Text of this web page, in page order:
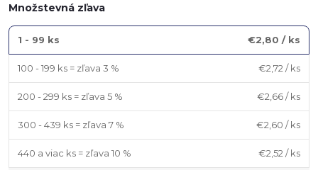
Množstevná zľava
1 - 99 ks €2,80 / ks
100 - 199 ks = zľava 3 % €2,72 / ks
200 - 299 ks = zľava 5 % €2,66/ ks
300 - 439 ks = zľava 7 % €2,60 / ks
440 a viac ks = zľava 10 % €2,52 / ks